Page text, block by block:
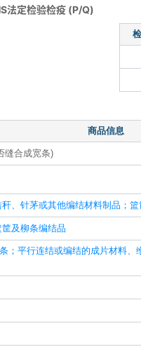
法定检验检疫 (P/Q)
商品信息
缝合成宽条)
、针茅或其他编结材料制品；篮
及柳条编结品
；平行连结或编结的成片材料